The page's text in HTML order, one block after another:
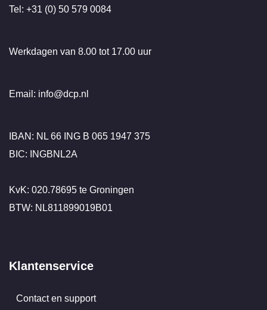
Tel: +31 (0) 50 579 0084
Werkdagen van 8.00 tot 17.00 uur
Email: info@dcp.nl
IBAN: NL 66 ING B 065 1947 375
BIC: INGBNL2A
KvK: 020.78695 te Groningen
BTW: NL811899019B01
Klantenservice
Contact en support